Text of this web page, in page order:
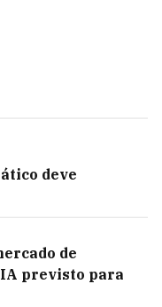
deve
de
previsto para